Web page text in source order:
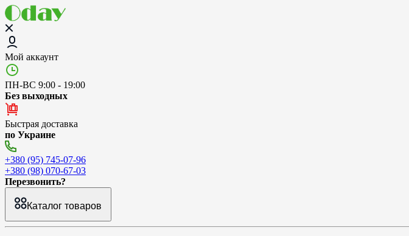
Мой аккаунт
ПН-ВС 9:00 - 19:00
Без выходных
Быстрая доставка
по Украине
+380 (95) 745-07-96
+380 (98) 070-67-03
Перезвонить?
Каталог товаров